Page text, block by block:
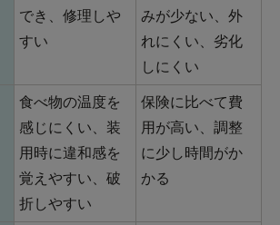
でき、修理しや
すい
みが少ない、外
れにくい、劣化
しにくい
食べ物の温度を
感じにくい、装
用時に違和感を
覚えやすい、破
折しやすい
保険に比べて費
用が高い、調整
に少し時間がか
かる